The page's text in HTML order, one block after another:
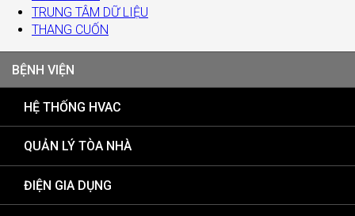
TRUNG TÂM DỮ LIỆU
THANG CUỐN
BỆNH VIỆN
HỆ THỐNG HVAC
QUẢN LÝ TÒA NHÀ
ĐIỆN GIA DỤNG